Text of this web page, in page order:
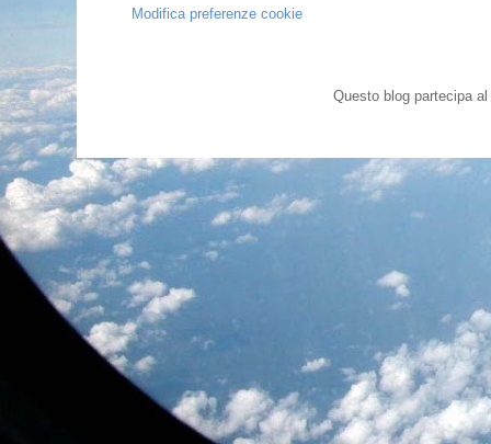
Modifica preferenze cookie
Questo blog partecipa